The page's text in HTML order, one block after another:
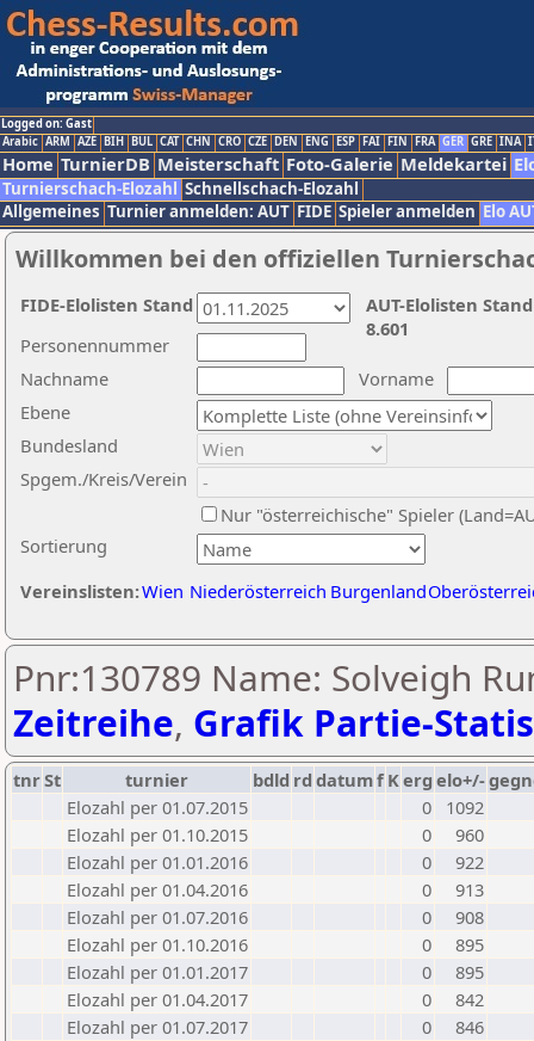
Logged on: Gast
Arabic ARM AZE BIH BUL CAT CHN CRO CZE DEN ENG ESP FAI FIN FRA GER GRE INA
Home TurnierDB Meisterschaft Foto-Galerie Meldekartei
Turnierschach-Elozahl Schnellschach-Elozahl
Allgemeines Turnier anmelden: AUT FIDE Spieler anmelden Elo
Willkommen bei den offiziellen
Nachname
Vorname
Ebene
Sortierung
Personennummer
Bundesland
Spgem./Kreis/Verein
Nur "österreichische" Spieler
Vereinslisten:Wien Niederösterreich Burgenland
AUT-Elolisten
8.601
FIDE-Elolisten Stand
Pnr:130789 Name: Solveigh
Zeitreihe, Grafik Partie-
tnrSt turnier bdld rd datumf Kerg elo+/-
Elozahl per 01.07.2015
0
1092
Elozahl per 01.10.2015
0
960
Elozahl per 01.01.2016
0
922
Elozahl per 01.04.2016
0
913
Elozahl per 01.07.2016
0
908
Elozahl per 01.10.2016
0
895
Elozahl per 01.01.2017
0
895
Elozahl per 01.04.2017
0
842
Elozahl per 01.07.2017
0
846